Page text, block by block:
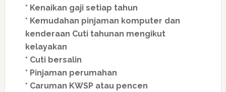
* Kenaikan gaji setiap tahun
* Kemudahan pinjaman komputer dan
kenderaan Cuti tahunan mengikut
kelayakan
* Cuti bersalin
* Pinjaman perumahan
* Caruman KWSP atau pencen